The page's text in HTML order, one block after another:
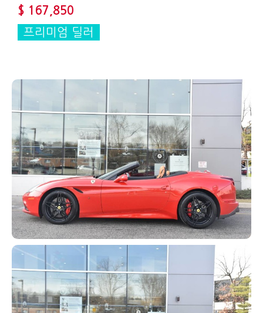
$ 167,850
프리미엄 딜러